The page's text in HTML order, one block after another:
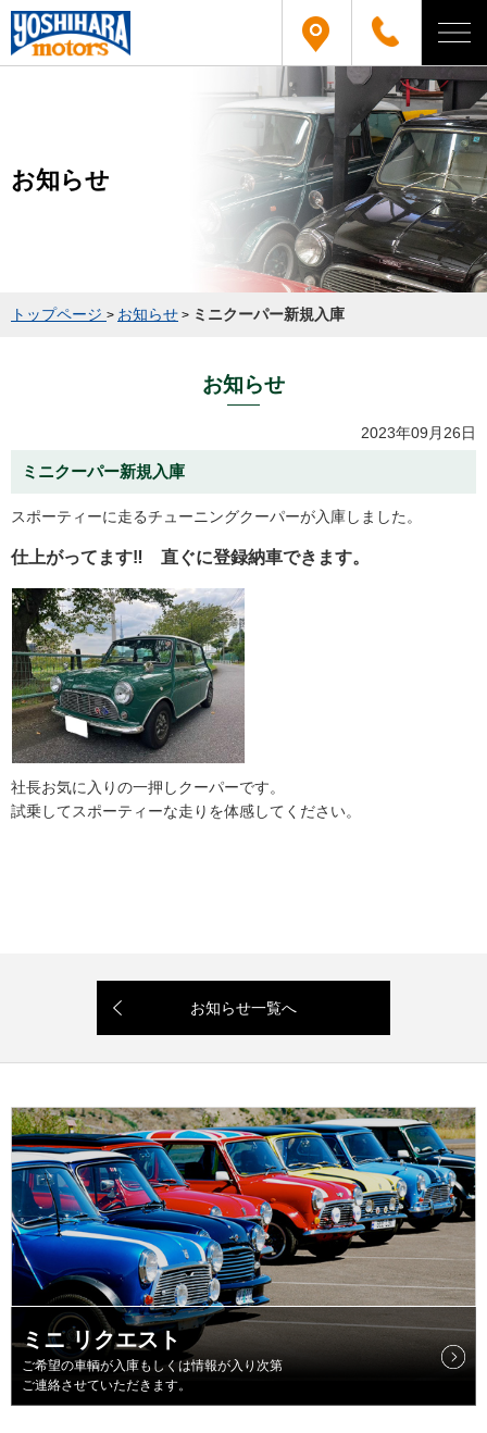
お知らせ
トップページ > お知らせ > ミニクーパー新規入庫
お知らせ
2023年09月26日
ミニクーパー新規入庫
スポーティーに走るチューニングクーパーが入庫しました。
仕上がってます‼ 直ぐに登録納車できます。
社長お気に入りの一押しクーパーです。
試乗してスポーティーな走りを体感してください。
お知らせ一覧へ
ミニ リクエスト
ご希望の車輌が入庫もしくは情報が入り次第
ご連絡させていただきます。